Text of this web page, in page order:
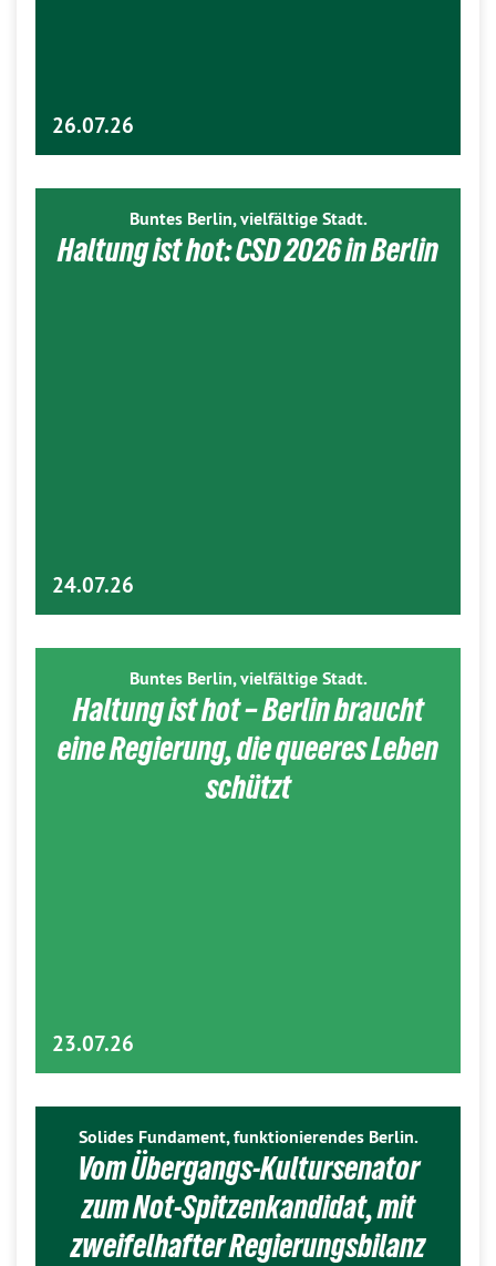
26.07.26
Buntes Berlin, vielfältige Stadt.
Haltung ist hot: CSD 2026 in Berlin
24.07.26
Buntes Berlin, vielfältige Stadt.
Haltung ist hot – Berlin braucht
eine Regierung, die queeres Leben
schützt
23.07.26
Solides Fundament, funktionierendes Berlin.
Vom Übergangs-Kultursenator
zum Not-Spitzenkandidat, mit
zweifelhafter Regierungsbilanz